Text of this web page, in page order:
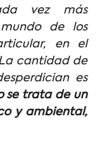
vez más
de los
en el
cantidad de
es
se trata de un
y ambiental,